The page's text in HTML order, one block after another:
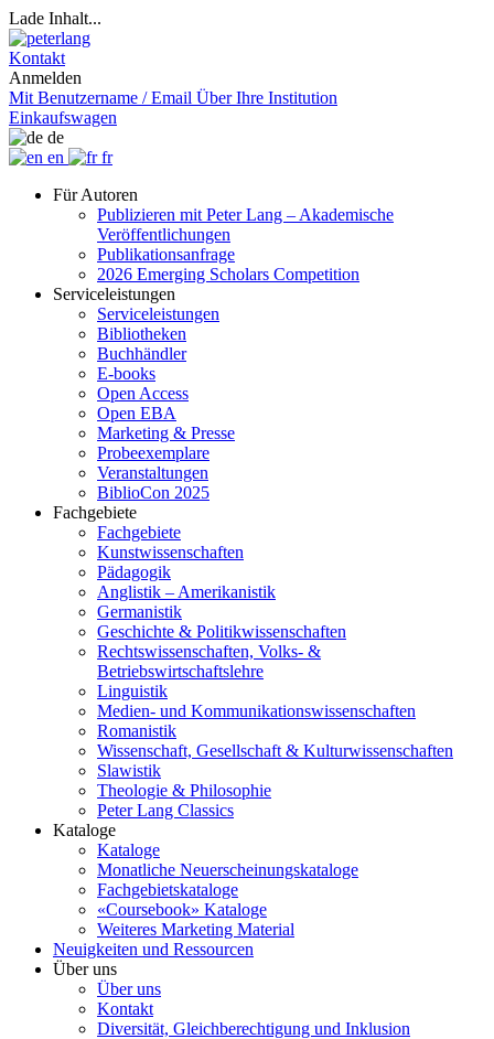
Lade Inhalt...
Kontakt
Anmelden
Mit Benutzername / Email Über Ihre Institution
Einkaufswagen
de
en
fr
Für Autoren
Publizieren mit Peter Lang – Akademische
Veröffentlichungen
Publikationsanfrage
2026 Emerging Scholars Competition
Serviceleistungen
Serviceleistungen
Bibliotheken
Buchhändler
E-books
Open Access
Open EBA
Marketing & Presse
Probeexemplare
Veranstaltungen
BiblioCon 2025
Fachgebiete
Fachgebiete
Kunstwissenschaften
Pädagogik
Anglistik – Amerikanistik
Germanistik
Geschichte & Politikwissenschaften
Rechtswissenschaften, Volks- &
Betriebswirtschaftslehre
Linguistik
Medien- und Kommunikationswissenschaften
Romanistik
Wissenschaft, Gesellschaft & Kulturwissenschaften
Slawistik
Theologie & Philosophie
Peter Lang Classics
Kataloge
Kataloge
Monatliche Neuerscheinungskataloge
Fachgebietskataloge
«Coursebook» Kataloge
Weiteres Marketing Material
Neuigkeiten und Ressourcen
Über uns
Über uns
Kontakt
Diversität, Gleichberechtigung und Inklusion